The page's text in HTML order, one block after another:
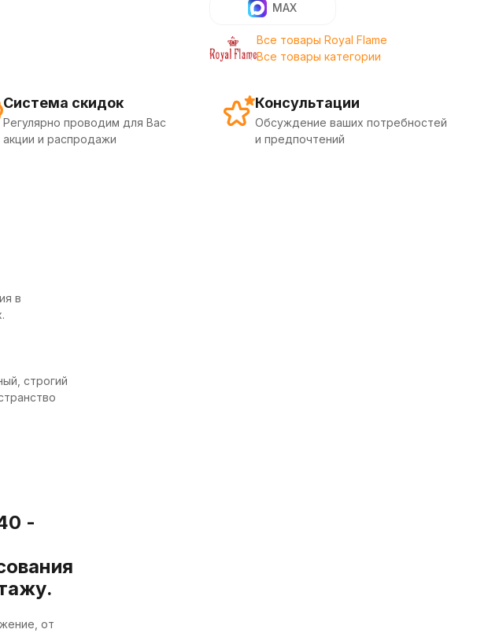
MAX
Все товары Royal Flame
Все товары категории
Система скидок
Регулярно проводим для Вас
акции и распродажи
Консультации
Обсуждение ваших потребностей
и предпочтений
в
строгий
-
от